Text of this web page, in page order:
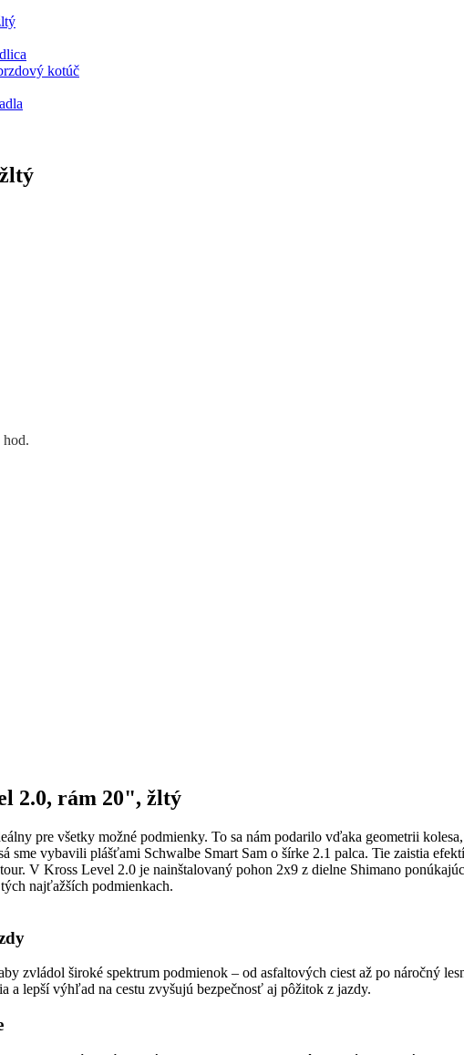
2.0, rám 20", žltý
pre všetky možné podmienky. To sa nám podarilo vďaka geometrii
sme vybavili plášťami Schwalbe Smart Sam o šírke 2.1 palca. Tie zaistia
V Kross Level 2.0 je nainštalovaný pohon 2x9 z dielne Shimano
najťažších podmienkach.
zvládol široké spektrum podmienok – od asfaltových ciest až po náročný
a lepší výhľad na cestu zvyšujú bezpečnosť aj pôžitok z jazdy.